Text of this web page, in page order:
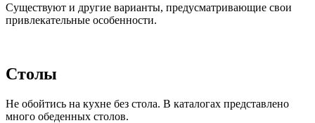
Существуют и другие варианты, предусматривающие свои
привлекательные особенности.
Столы
Не обойтись на кухне без стола. В каталогах представлено
много обеденных столов.